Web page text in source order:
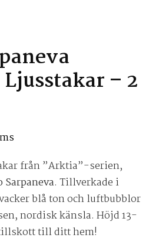
– 2
från ”Arktia”-serien,
Sarpaneva. Tillverkade i
blå ton och luftbubblor
nordisk känsla. Höjd 13-
till ditt hem!